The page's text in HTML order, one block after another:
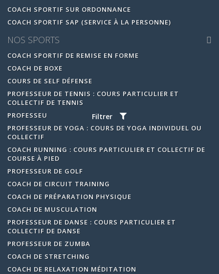
Filtrer
COACH SPORTIF SUR ORDONNANCE
COACH SPORTIF SAP (SERVICE À LA PERSONNE)
NOS SPORTS
COACH SPORTIF DE REMISE EN FORME
COACH DE BOXE
COURS DE SELF DÉFENSE
PROFESSEUR DE TENNIS : COURS PARTICULIER ET
COLLECTIF DE TENNIS
PROFESSEUR DE PILATES
PROFESSEUR DE YOGA : COURS DE YOGA INDIVIDUEL OU
COLLECTIF
COACH RUNNING : COURS PARTICULIER ET COLLECTIF DE
COURSE À PIED
PROFESSEUR DE GOLF
COACH DE CIRCUIT TRAINING
COACH DE PRÉPARATION PHYSIQUE
COACH DE MUSCULATION
PROFESSEUR DE DANSE : COURS PARTICULIER ET
COLLECTIF DE DANSE
PROFESSEUR DE ZUMBA
COACH DE STRETCHING
COACH DE RELAXATION MÉDITATION